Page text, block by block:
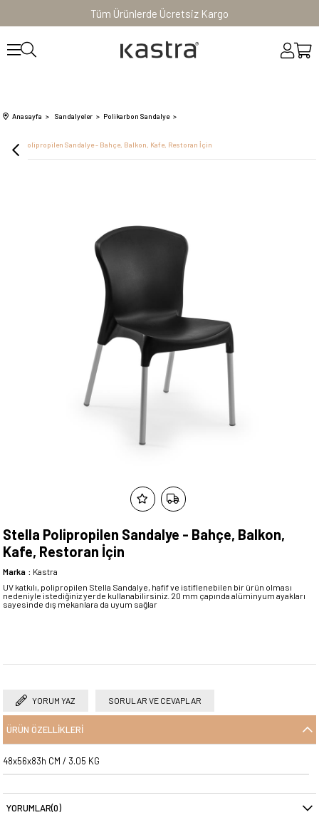
Tüm Ürünlerde Ücretsiz Kargo
Anasayfa Sandalyeler Polikarbon Sandalye
Stella Polipropilen Sandalye - Bahçe, Balkon, Kafe, Restoran İçin
Stella Polipropilen Sandalye - Bahçe, Balkon,
Kafe, Restoran İçin
Marka : Kastra
UV katkılı, polipropilen Stella Sandalye, hafif ve istiflenebilen bir ürün olması
nedeniyle istediğiniz yerde kullanabilirsiniz. 20 mm çapında alüminyum ayakları
sayesinde dış mekanlara da uyum sağlar
YORUM YAZ SORULAR VE CEVAPLAR
ÜRÜN ÖZELLIKLERI
48x56x83h CM / 3.05 KG
YORUMLAR(0)